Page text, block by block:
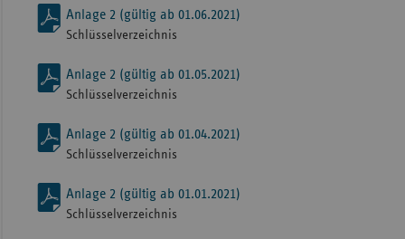
Anlage 2 (gültig ab 01.06.2021)
Schlüsselverzeichnis
Anlage 2 (gültig ab 01.05.2021)
Schlüsselverzeichnis
Anlage 2 (gültig ab 01.04.2021)
Schlüsselverzeichnis
Anlage 2 (gültig ab 01.01.2021)
Schlüsselverzeichnis